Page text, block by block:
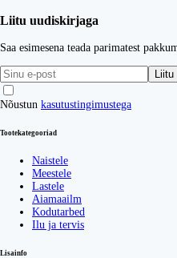
Liitu uudiskirjaga
Saa esimesena teada parimatest
Liitu
Nõustun kasutustingimustega
Tootekategooriad
Naistele
Meestele
Lastele
Aiamaailm
Kodutarbed
Ilu ja tervis
Lisainfo